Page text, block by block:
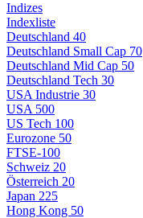
Indizes
Indexliste
Deutschland 40
Deutschland Small Cap 70
Deutschland Mid Cap 50
Deutschland Tech 30
USA Industrie 30
USA 500
US Tech 100
Eurozone 50
FTSE-100
Schweiz 20
Österreich 20
Japan 225
Hong Kong 50